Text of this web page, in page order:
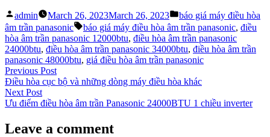
Posted
by
admin March 26, 2023March 26, 2023
Posted
in
báo giá máy điều hòa
âm trần panasonic
Tags:
báo giá máy điều hòa âm trần panasonic, điều
hòa âm trần panasonic 12000btu, điều hòa âm trần panasonic
24000btu, điều hòa âm trần panasonic 34000btu, điều hòa âm trần
panasonic 48000btu, giá điều hòa âm trần panasonic
Post
navigation
Previous PostPrevious
post:
Điều hòa cục bộ và những dòng máy điều hòa khác
Next PostNext
post:
Ưu điểm điều hòa âm trần Panasonic 24000BTU 1 chiều inverter
Leave a comment